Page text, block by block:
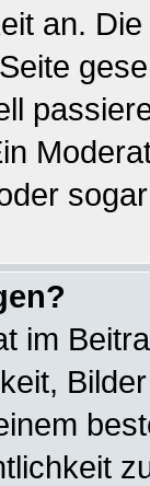
an.
im